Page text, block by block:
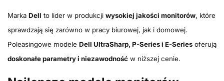
Marka Dell to lider w produkcji wysokiej jakości monitorów, które
sprawdzają się zarówno w pracy biurowej, jak i domowej.
Poleasingowe modele Dell UltraSharp, P-Series i E-Series oferują
doskonałe parametry i niezawodność w niższej cenie.